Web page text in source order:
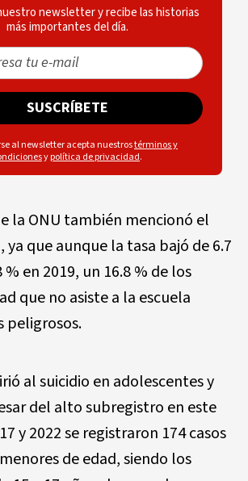
newsletter y recibe las historias
más importantes del día.
SUSCRÍBETE
al newsletter acepta nuestrostérminos y
ypolítica de privacidad.
la ONU también mencionó el
que aunque la tasa bajó de 6.7
% en 2019, un 16.8 % de los
que no asiste a la escuela
peligrosos.
al suicidio en adolescentes y
del alto subregistro en este
y 2022 se registraron 174 casos
de edad, siendo los